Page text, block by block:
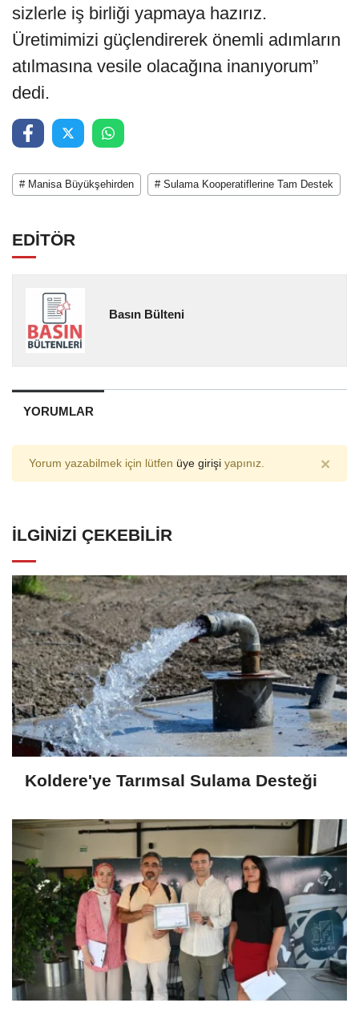
sizlerle iş birliği yapmaya hazırız.
Üretimimizi güçlendirerek önemli adımların
atılmasına vesile olacağına inanıyorum”
dedi.
# Manisa Büyükşehirden # Sulama Kooperatiflerine Tam Destek
EDİTÖR
Basın Bülteni
YORUMLAR
Yorum yazabilmek için lütfen üye girişi yapınız. ×
İLGINIZI ÇEKEBILIR
Koldere'ye Tarımsal Sulama Desteği